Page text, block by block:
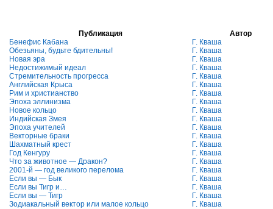
Публикация
Автор
Бенефис Кабана
Г. Кваша
Обезьяны, будьте бдительны!
Г. Кваша
Новая эра
Г. Кваша
Недостижимый идеал
Г. Кваша
Стремительность прогресса
Г. Кваша
Английская Крыса
Г. Кваша
Рим и христианство
Г. Кваша
Эпоха эллинизма
Г. Кваша
Новое кольцо
Г. Кваша
Индийская Змея
Г. Кваша
Эпоха учителей
Г. Кваша
Векторные браки
Г. Кваша
Шахматный крест
Г. Кваша
Год Кенгуру
Г. Кваша
Что за животное — Дракон?
Г. Кваша
2001-й — год великого перелома
Г. Кваша
Если вы — Бык
Г. Кваша
Если вы Тигр и…
Г. Кваша
Если вы — Тигр
Г. Кваша
Зодиакальный вектор или малое кольцо
Г. Кваша